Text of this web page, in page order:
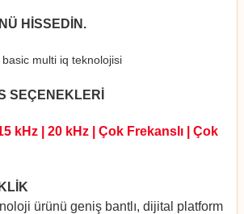
HİSSEDİN.
SEÇENEKLERİ
kHz | 20 kHz | Çok Frekanslı | Çok
ürünü geniş bantlı, dijital platform